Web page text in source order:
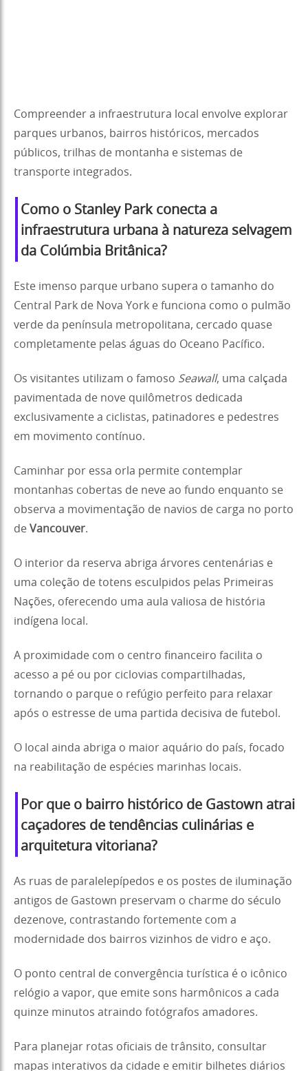
Compreender a infraestrutura local envolve explorar
parques urbanos, bairros históricos, mercados
públicos, trilhas de montanha e sistemas de
transporte integrados.
Como o Stanley Park conecta a
infraestrutura urbana à natureza selvagem
da Colúmbia Britânica?
Este imenso parque urbano supera o tamanho do
Central Park de Nova York e funciona como o pulmão
verde da península metropolitana, cercado quase
completamente pelas águas do Oceano Pacífico.
Os visitantes utilizam o famoso Seawall, uma calçada
pavimentada de nove quilômetros dedicada
exclusivamente a ciclistas, patinadores e pedestres
em movimento contínuo.
Caminhar por essa orla permite contemplar
montanhas cobertas de neve ao fundo enquanto se
observa a movimentação de navios de carga no porto
de Vancouver.
O interior da reserva abriga árvores centenárias e
uma coleção de totens esculpidos pelas Primeiras
Nações, oferecendo uma aula valiosa de história
indígena local.
A proximidade com o centro financeiro facilita o
acesso a pé ou por ciclovias compartilhadas,
tornando o parque o refúgio perfeito para relaxar
após o estresse de uma partida decisiva de futebol.
O local ainda abriga o maior aquário do país, focado
na reabilitação de espécies marinhas locais.
Por que o bairro histórico de Gastown atrai
caçadores de tendências culinárias e
arquitetura vitoriana?
As ruas de paralelepípedos e os postes de iluminação
antigos de Gastown preservam o charme do século
dezenove, contrastando fortemente com a
modernidade dos bairros vizinhos de vidro e aço.
O ponto central de convergência turística é o icônico
relógio a vapor, que emite sons harmônicos a cada
quinze minutos atraindo fotógrafos amadores.
Para planejar rotas oficiais de trânsito, consultar
mapas interativos da cidade e emitir bilhetes diários